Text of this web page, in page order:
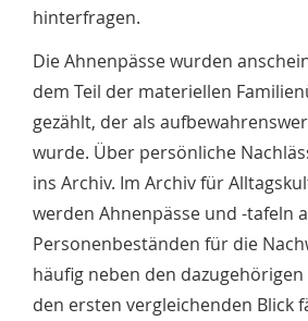
hinterfragen.
Die Ahnenpässe wurden
dem Teil der materiellen
gezählt, der als
wurde. Über persönliche
ins Archiv. Im Archiv für
werden Ahnenpässe und -tafeln
Personenbeständen für die
häufig neben den
den ersten vergleichenden Blick